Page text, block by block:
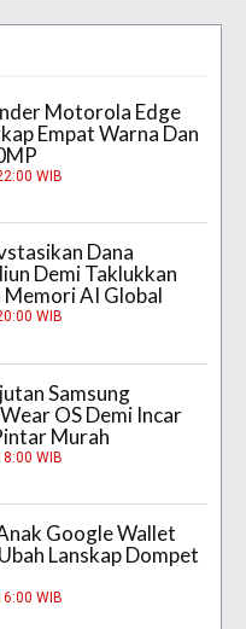
Motorola Edge
Empat Warna Dan
WIB
Dana
Demi Taklukkan
Memori AI Global
WIB
Samsung
OS Demi Incar
Murah
WIB
Google Wallet
Lanskap Dompet
WIB